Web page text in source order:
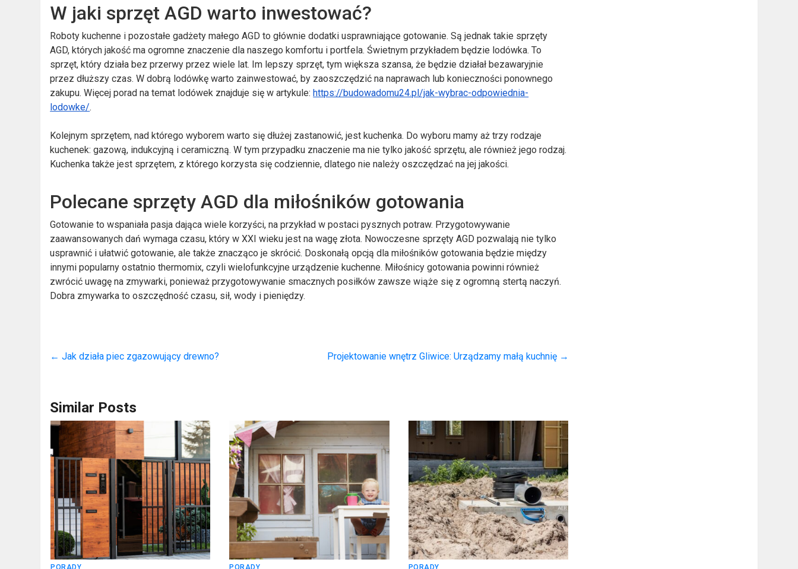
W jaki sprzęt AGD warto inwestować?
Roboty kuchenne i pozostałe gadżety małego AGD to głównie dodatki usprawniające gotowanie. Są jednak takie sprzęty
AGD, których jakość ma ogromne znaczenie dla naszego komfortu i portfela. Świetnym przykładem będzie lodówka. To
sprzęt, który działa bez przerwy przez wiele lat. Im lepszy sprzęt, tym większa szansa, że będzie działał bezawaryjnie
przez dłuższy czas. W dobrą lodówkę warto zainwestować, by zaoszczędzić na naprawach lub konieczności ponownego
zakupu. Więcej porad na temat lodówek znajduje się w artykule:https://budowadomu24.pl/jak-wybrac-odpowiednia-
lodowke/.
Kolejnym sprzętem, nad którego wyborem warto się dłużej zastanowić, jest kuchenka. Do wyboru mamy aż trzy rodzaje
kuchenek: gazową, indukcyjną i ceramiczną. W tym przypadku znaczenie ma nie tylko jakość sprzętu, ale również jego rodzaj.
Kuchenka także jest sprzętem, z którego korzysta się codziennie, dlatego nie należy oszczędzać na jej jakości.
Polecane sprzęty AGD dla miłośników gotowania
Gotowanie to wspaniała pasja dająca wiele korzyści, na przykład w postaci pysznych potraw. Przygotowywanie
zaawansowanych dań wymaga czasu, który w XXI wieku jest na wagę złota. Nowoczesne sprzęty AGD pozwalają nie tylko
usprawnić i ułatwić gotowanie, ale także znacząco je skrócić. Doskonałą opcją dla miłośników gotowania będzie między
innymi popularny ostatnio thermomix, czyli wielofunkcyjne urządzenie kuchenne. Miłośnicy gotowania powinni również
zwrócić uwagę na zmywarki, ponieważ przygotowywanie smacznych posiłków zawsze wiąże się z ogromną stertą naczyń.
Dobra zmywarka to oszczędność czasu, sił, wody i pieniędzy.
← Jak działa piec zgazowujący drewno? Projektowanie wnętrz Gliwice: Urządzamy małą kuchnię →
Similar Posts
PORADY PORADY PORADY